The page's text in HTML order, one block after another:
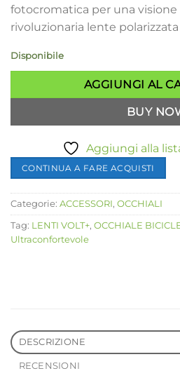
fotocromatica per una visione
rivoluzionaria lente
Disponibile
AGGIUNGI AL
BUY
Aggiungi alla
CONTINUA A FARE ACQUISTI
Categorie: ACCESSORI, OCCHIALI
Tag: LENTI VOLT+, OCCHIALE
Ultraconfortevole
DESCRIZIONE
RECENSIONI